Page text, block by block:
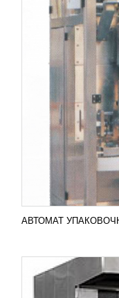
АВТОМАТ
ПЕЧЬ
МУССОН-
932 968RUB
Печь
99М-01 Печь
кондитерских...
ПОДРОБНЕЕ